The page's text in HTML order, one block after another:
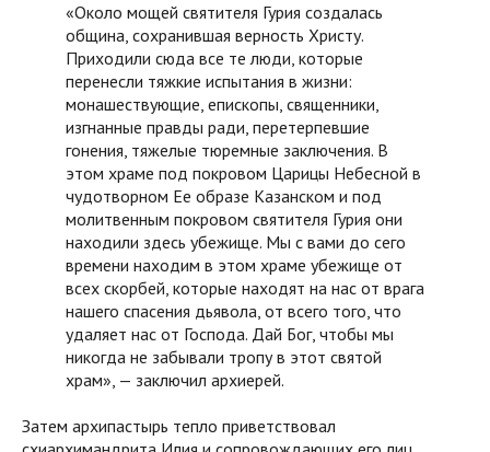
«Около мощей святителя Гурия создалась
община, сохранившая верность Христу.
Приходили сюда все те люди, которые
перенесли тяжкие испытания в жизни:
монашествующие, епископы, священники,
изгнанные правды ради, перетерпевшие
гонения, тяжелые тюремные заключения. В
этом храме под покровом Царицы Небесной в
чудотворном Ее образе Казанском и под
молитвенным покровом святителя Гурия они
находили здесь убежище. Мы с вами до сего
времени находим в этом храме убежище от
всех скорбей, которые находят на нас от врага
нашего спасения дьявола, от всего того, что
удаляет нас от Господа. Дай Бог, чтобы мы
никогда не забывали тропу в этот святой
храм», — заключил архиерей.
Затем архипастырь тепло приветствовал